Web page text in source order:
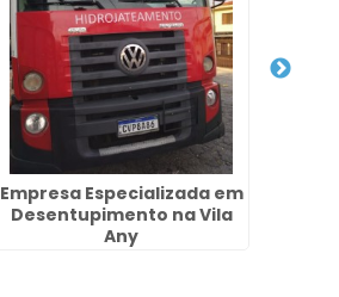
Empresa Especializada em
Desentupimento na Vila
Any